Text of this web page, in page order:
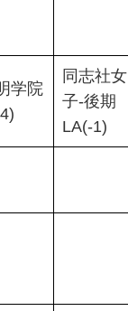
学院
同志社女
子-後期
LA(-1)